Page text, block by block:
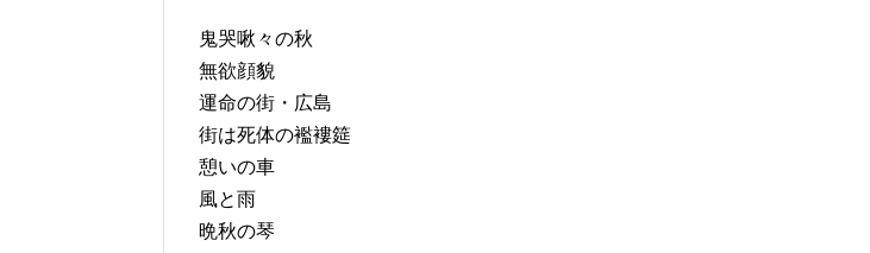
鬼哭啾々の秋
無欲顔貌
運命の街・広島
街は死体の襤褸筵
憩いの車
風と雨
晩秋の琴